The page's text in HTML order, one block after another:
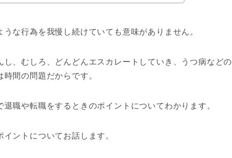
な行為を我慢し続けていても意味がありません。
、むしろ、どんどんエスカレートしていき、うつ病などの
間の問題だからです。
職や転職をするときのポイントについてわかります。
ントについてお話します。